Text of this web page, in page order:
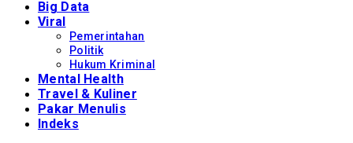
Big Data
Viral
Pemerintahan
Politik
Hukum Kriminal
Mental Health
Travel & Kuliner
Pakar Menulis
Indeks